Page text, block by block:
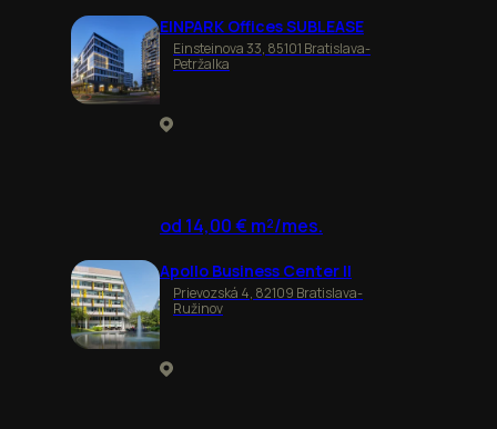
EINPARK Offices SUBLEASE
Einsteinova 33, 85101 Bratislava-
Petržalka
od 14,00 € m²/mes.
Apollo Business Center II
Prievozská 4, 82109 Bratislava-
Ružinov